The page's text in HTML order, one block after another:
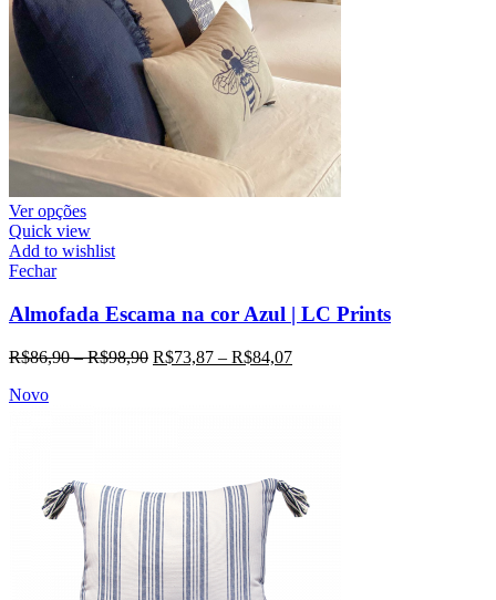
Ver opções
Quick view
Add to wishlist
Fechar
Almofada Escama na cor Azul | LC Prints
R$86,90–R$98,90 R$73,87 – R$84,07
Novo